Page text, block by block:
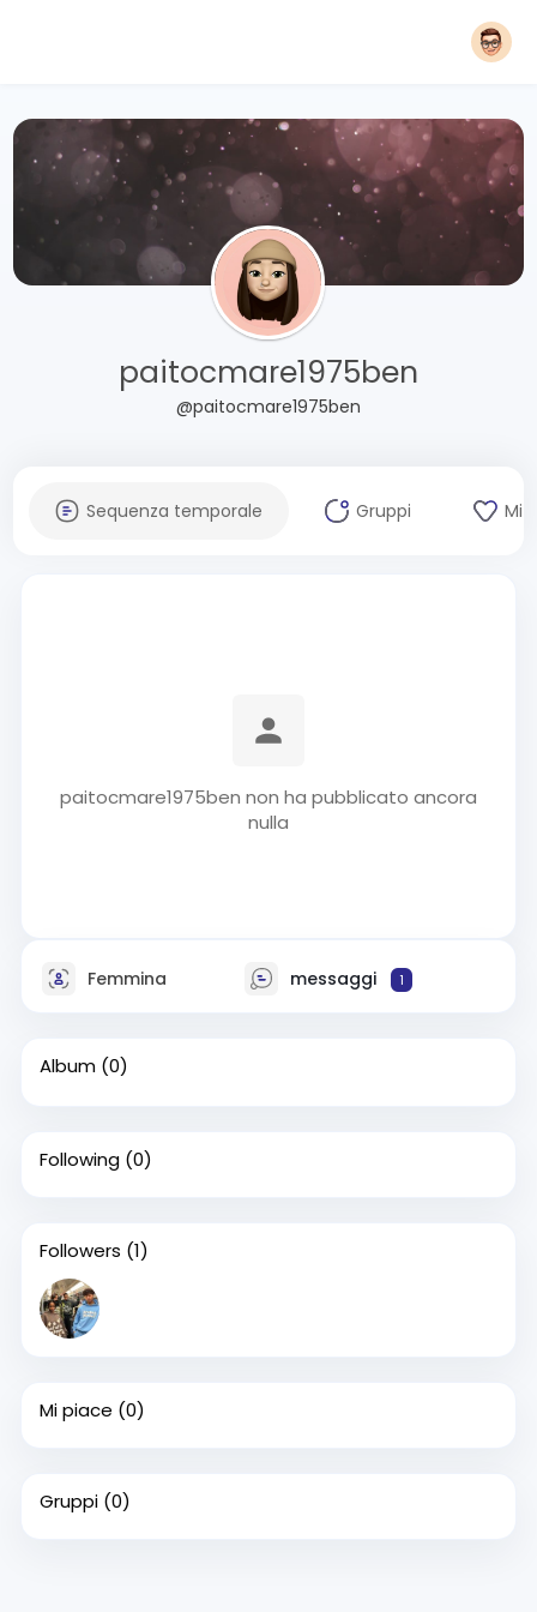
paitocmare1975ben
@paitocmare1975ben
Sequenza temporale Gruppi Mi
paitocmare1975ben non ha pubblicato ancora
nulla
Femmina messaggi 1
Album (0)
Following (0)
Followers (1)
Mi piace (0)
Gruppi (0)